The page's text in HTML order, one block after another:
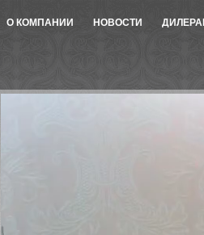
О КОМПАНИИ
НОВОСТИ